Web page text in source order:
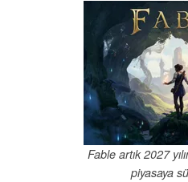
Fable artık 2027
piyasaya